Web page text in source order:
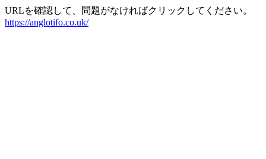
URLを確認して、問題がなければクリックしてください。
https://anglotifo.co.uk/